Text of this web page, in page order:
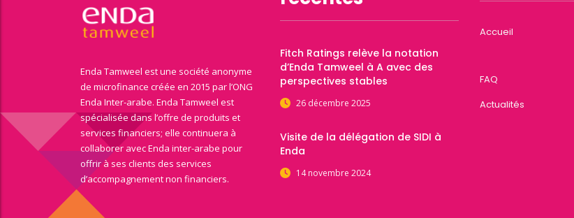
Enda Tamweel est une société anonyme
de microfinance créée en 2015 par l’ONG
Enda Inter-arabe. Enda Tamweel est
spécialisée dans l’offre de produits et
services financiers; elle continuera à
collaborer avec Enda inter-arabe pour
offrir à ses clients des services
d’accompagnement non financiers.
Fitch Ratings relève la notation
d’Enda Tamweel à A avec des
perspectives stables
26 décembre 2025
Visite de la délégation de SIDI à
Enda
14 novembre 2024
Accueil
FAQ
Actualités